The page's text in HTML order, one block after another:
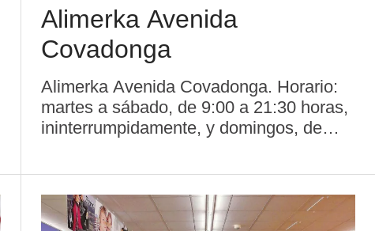
Alimerka Avenida
Covadonga
Alimerka Avenida Covadonga. Horario:
martes a sábado, de 9:00 a 21:30 horas,
ininterrumpidamente, y domingos, de